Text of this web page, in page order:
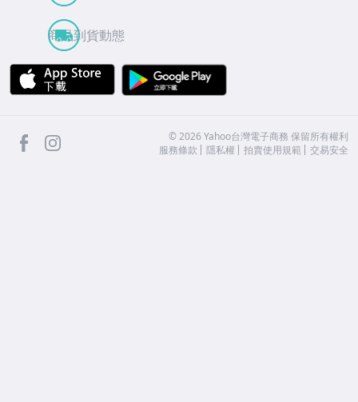
商品到貨動態
APP Store
facebook ©2026 Yahoo台灣電子商務 保留所有權利
服務條款
隱私權 拍賣使用規範 交易安全